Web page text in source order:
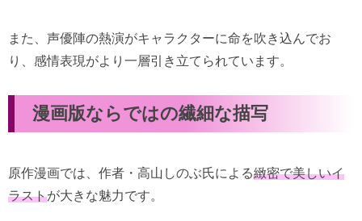
また、声優陣の熱演がキャラクターに命を吹き込んでお
り、感情表現がより一層引き立てられています。
漫画版ならではの繊細な描写
原作漫画では、作者・高山しのぶ氏による緻密で美しいイ
ラストが大きな魅力です。